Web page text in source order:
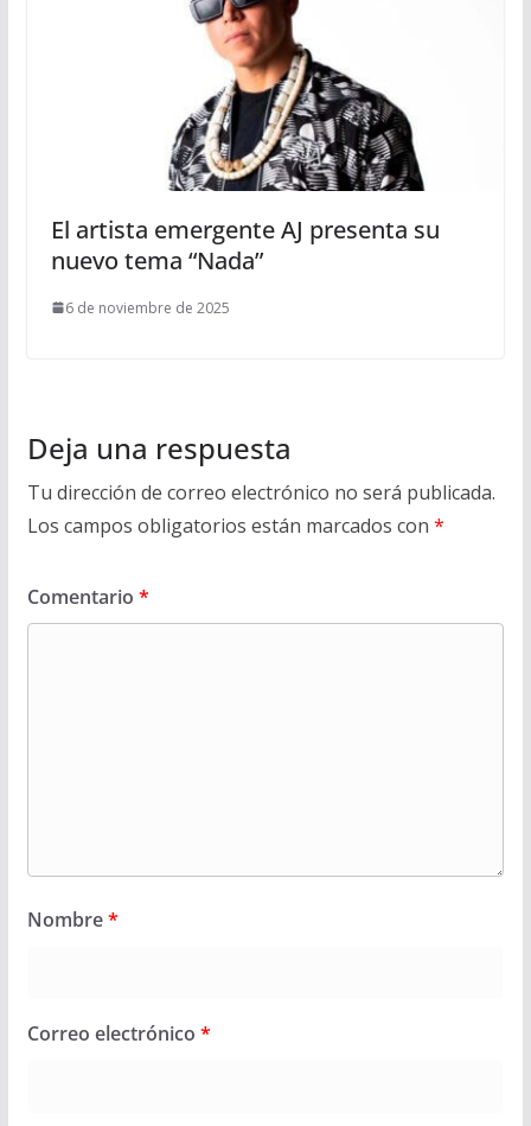
El artista emergente AJ presenta su
nuevo tema “Nada”
6 de noviembre de 2025
Deja una respuesta
Tu dirección de correo electrónico no será publicada.
Los campos obligatorios están marcados con *
Comentario *
Nombre*
Correo electrónico *